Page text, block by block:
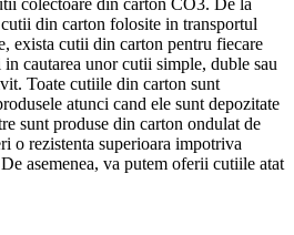
colectoare din carton CO3. De la
din carton folosite in transportul
exista cutii din carton pentru fiecare
cautarea unor cutii simple, duble sau
Toate cutiile din carton sunt
atunci cand ele sunt depozitate
sunt produse din carton ondulat de
o rezistenta superioara impotriva
asemenea, va putem oferii cutiile atat